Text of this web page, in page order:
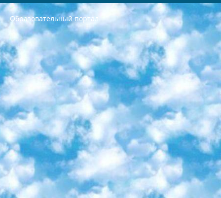
Образовательный портал
РЕСПУБЛИКА УЗБЕКИСТАН МИНИСТРЕРСТВО ДОШКОЛЬНОГО И ШКОЛЬНОГО ОБРАЗОВАНИЯ КОМАНДА в общеобразовательных учреждениях в 2023-2024 учебном году организация и проведение итоговой государственной аттестации обучающихся о Министра дошкольного и школьного образования Республики Узбекистан от 4 марта 2008 года (постановлением Минюста от 20 марта 2008 года № 1778 государственной регистрации) «Итоговое состояние учащихся общего среднего образования на основании положения об утверждении положения об аттестации общего среднего образования выпускной экзамен студентов в образовательных учреждениях в 2023-2024 учебном году В целях организации и прохождения аттестации приказываю: 1. Следующее: перечень предметов, по которым будет проводиться итоговая государственная аттестация и экзамен формы перевода согласно приложению 1; сертификаты международного образца, оценивающие уровень владения иностранными языками перечень согласно приложению 2; 2. Педагогический при специализированных образовательных учреждениях. научно-практический центр квалификации и международной оценки (Д.Давидова) 2024 г. До 25 марта: задания по предметам, по которым будет проводиться итоговая аттестация разработка и утверждение технических условий; итоговая аттестация на основании разработанного предметного задания разработка вопросов по предметам (устно и письменно), экзамен передача; общеобразовательные средние школы и специальные учебные заведения учащиеся выпускных классов школ и интернатов в агентской системе подготовка базы данных экзаменационных материалов и критериев оценки; перевод базы экзаменационных материалов на все языки обучения подать в Республиканский образовательный центр для изготовления; варианты экзаменов на основе разработанных контрольных материалов пусть будут поставлены задачи формирования. 3. Республиканский образовательный центр (Ш.Худайкулов) до 5 апреля 2024 года. до: база данных предоставленных экзаменационных материалов на все языки обучения перевод и экспертиза; для слепых, слабовидящих, глухих, слабослышащих и умственно отсталых детей учащиеся выпускных классов специализированных школ и школ-интернатов база данных экзаменационных материалов на всех преподаваемых языках подготовка критериев оценки; специализированные школы для умственно отсталых детей и технологии для учащихся выпускных классов школ-интернатов разработка соответствующих рекомендаций и критериев проведения ЕГЭ по естествознанию давать задания. 4. Педагогический при специализированных образовательных учреждениях. Научно-практический центр навыков и международной оценки (Д.Давидова), Республика образовательный центр (Худайкулов Ш.) итоговый государственный аттестационный экзамен ориентирован на творческое и логическое мышление при подготовке базы материалов учитывать введение заданий. 5. Следует отметить, что: сертификат государственного образца о знании общеобразовательного предмета и как минимум национальный уровень B1 по предметам на иностранных языках, указанным в Приложении 2. или международно признанный сертификат эквивалентного уровня студенты, изучающие определенный предмет, освобождаются от экзамена; по соответствующим предметам запланирована итоговая государственная аттестация за день до дня, путем жеребьевки Рабочей группой (в письменной форме по предметам, проводимым в форме) из числа сформированных вариантов выбрано 2 варианта; 2 выбранных варианта экзамена анонсированы на официальном сайте министерства и все выпускники по всей стране на основе этих вариантов проводит итоговую государственную аттестацию. 6. Государственное образование учащихся средних общеобразовательных учреждений. знания в соответствии с квалификационными требованиями, которые необходимо приобрести на основании стандартов итоговый (выпускной) контроль для 9 и 11 классов в целях тестирования Экзамены (далее – экзамены) состоят из предметов, перечисленных в приложении 1. будет сделано. 7. Экзамены пройдут с 26 мая по 15 июня 2024 г. (кроме науки физического воспитания). 8. Физическая для учащихся 9 классов общесредних образовательных учреждений. Экзамены по предмету «Образование, квалификация медицина» 1-6 мая 2024 года. сотрудники перевести под присмотр (с отклонениями в физическом или умственном развитии) специализированная школа для детей, школы-интернаты и со сколиозом школы-интернаты санаторного типа для больных детей исключены). 9. Он был слепым, слабовидящим и имел нарушения опорно-двигательного аппарата. экзамены в специализированных школах и интернатах для детей должны проводиться исходя из требований, предъявляемых к общеобразовательным учреждениям (физкультура кроме науки). 10. Специализированная школа для глухих и слабослышащих детей. и экзамены в интернатах и быть реализован в виде письменного теста по математике. 11. Специальность для умственно отсталых детей. Для 9 класса Родной язык и литературное письмо Государственный язык (язык обучения – узбекский). для неклассов) написано Математическое письмо Письменная/устная история Узбекистана Физическое воспитание практично Итоговый контроль Для 11 класса Написание родного языка и литературы (эссе) Математическое письмо Узбекский язык (обучение на узбекском языке) не посещающее общее среднее образование для учреждений)/Образовательное учреждение выбор письменный и устный Иностранный язык письменный/устный Письменная/устная история Узбекистана *По выбору студента:  Химия  Физика  Основы государственного права  География 10 бесплатных образовательных ресурсов - Мы составили подборку онлайн-проектов с интерактивными упражнениями, видеолекциями и статьями. Они помогут вам обрести новые и освежить старые знания бесплатно. 1. «ИНТУИТ» Старейшая образовательная площадка Рунета. Здесь вы найдёте сотни текстовых и видеокурсов на десятки различных тем — от программирования до психологии. Многие курсы подготовлены российскими университетами и крупными международными компаниями вроде Intel и Microsoft. Самостоятельное обучение бесплатное, но желающие могут оплатить услуги персональных наставников. 2. «Смартия» знакомит с актуальными профессиями и подсказывает, как им обучаться. Выбрав заинтересовавшую вас специальность — SMM-специалист, фотограф, веб-дизайнер или другую, — увидите список необходимых для неё умений. Чтобы вы могли освоить их самостоятельно, для каждого умения площадка отображает подборку ссылок на учебные материалы. Хотя «Смартия» ориентируется на русскоязычную аудиторию, часть контента всё же доступна только на английском. 3. «Лекторий Физтеха» Проект Московского физико-технического института (Физтеха). С его помощью вы можете смотреть онлайн серии лекций, записанные на видео в этом вузе. В числе доступных предметов — физика, биология, химия, информационные технологии и другие. К некоторым лекциям администрация ресурса прилагает готовые конспекты, которые можно скачивать в PDF-формате. 4. ITMOcourses Онлайн-площадка Санкт-Петербургского национального исследовательского университета информационных технологий, механики и оптики (ИТМО). Ресурс предоставляет свободный доступ к курсам, разработанным в этом вузе. Каталог материалов разбит на четыре категории: «Оптические системы и технологии», «Приборостроение и робототехника», «Информационные технологии» и «Биотехнологии». Курсы состоят из видеолекций, интерактивных демонстраций и заданий. 5. «КиберЛенинка» Электронная научная библиотека открытого доступа. Каталог площадки регулярно обрастает текстами статей из различных научных изданий. Сгруппированные по журналам и рубрикам публикации можно читать онлайн или скачивать целиком в PDF-формате. Проект нацелен на популяризацию науки за счёт открытого доступа к качественной информации. 6. «ПостНаука» На этом ресурсе публикуют подборки видеолекций, составленные экспертами из разных отраслей и объединённые общими темами. Среди них, к примеру, есть серии «Биоинформатика и геномика», «Культура средневековой Скандинавии» и Cinema Studies о теории кино. Каждая подборка лекций — логически связанная история, рассказанная экспертом от первого лица. Кроме того, на сайте появляются научно-образовательные статьи и тесты на разные темы. 7. «Newочём» Команда проекта «Newочём» отбирает самые интересные тексты из англоязычных СМИ и переводит те из них, за которые голосуют участники сообщества «ВКонтакте». По большей части это научно-популярные статьи. Редакторы придумывают лишь заголовки, в остальном содержание переводов соответствует оригиналам. Полные тексты можно читать прямо в социальной сети. 8. InternetUrok Онлайн-база материалов по основным дисциплинам школьной программы. Информация на сайте структурирована по классам, предметам и темам (урокам). Каждый урок состоит из видеолекций и конспектов. Есть также интерактивные тренажёры и тесты для закрепления пройденного материала. Даже если вы давно окончили школу, возможность повторить программу старших классов всегда может пригодиться. 9. Edutainme Ещё один ресурс об образовании. В отличие от Newtonew, как мне кажется, Edutainme больше ориентируется на представителей индустрии: педагогов, предпринимателей, разработчиков образовательных проектов. Но и любой, кто просто стремится к саморазвитию, найдёт на сайте много полезного и интересного для себя. Например, информацию о новых курсах и образовательных сервисах. 10. Newtonew Онлайн-медиа об образовании и обучении в широком смысле. Авторы Newtonew пишут об инструментах, заведениях, тактиках и стратегиях, которые помогают учить других и получать новые знания самостоятельно. На этой площадке вы найдёте новости, обзоры, аналитические мат